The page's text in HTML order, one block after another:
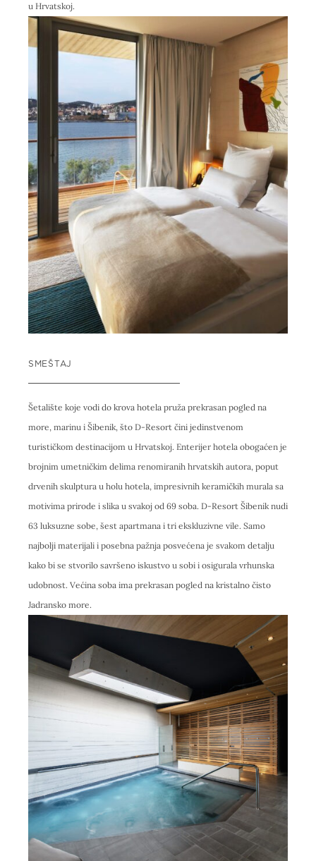
u Hrvatskoj.
SMEŠTAJ
Šetalište koje vodi do krova hotela pruža prekrasan pogled na
more, marinu i Šibenik, što D-Resort čini jedinstvenom
turističkom destinacijom u Hrvatskoj. Enterijer hotela obogaćen je
brojnim umetničkim delima renomiranih hrvatskih autora, poput
drvenih skulptura u holu hotela, impresivnih keramičkih murala sa
motivima prirode i slika u svakoj od 69 soba. D-Resort Šibenik nudi
63 luksuzne sobe, šest apartmana i tri ekskluzivne vile. Samo
najbolji materijali i posebna pažnja posvećena je svakom detalju
kako bi se stvorilo savršeno iskustvo u sobi i osigurala vrhunska
udobnost. Većina soba ima prekrasan pogled na kristalno čisto
Jadransko more.